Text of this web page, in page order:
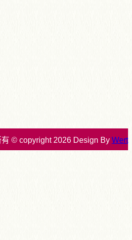
© copyright 2026 Design By Wert